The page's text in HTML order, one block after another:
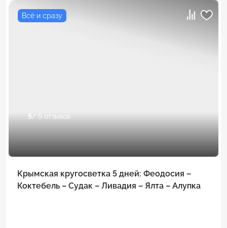
Всё и сразу
5/ 5 отзывов
Крымская кругосветка 5 дней: Феодосия –
Коктебель – Судак – Ливадия – Ялта – Алупка